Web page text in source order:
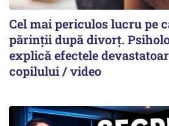
Cel mai periculos lucru pe
părinții după divorț.
explică efectele
copilului / video